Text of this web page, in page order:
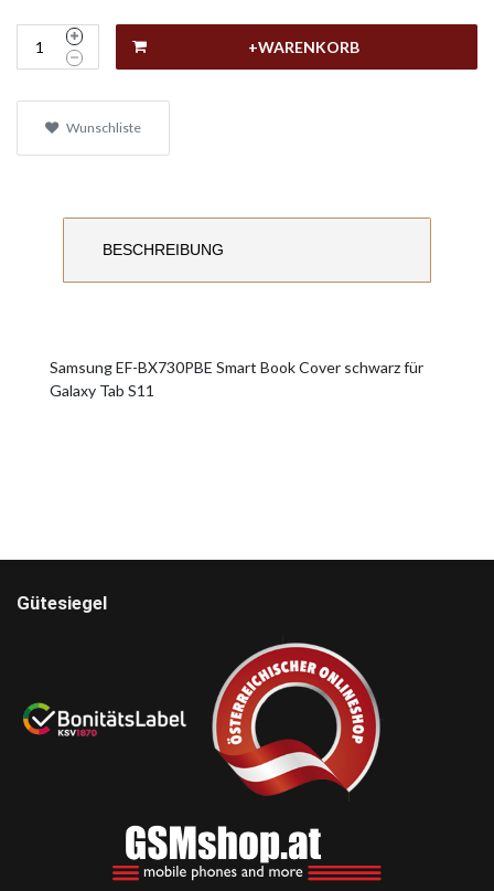
+WARENKORB
Wunschliste
BESCHREIBUNG
Samsung EF-BX730PBE Smart Book Cover schwarz für
Galaxy Tab S11
Gütesiegel